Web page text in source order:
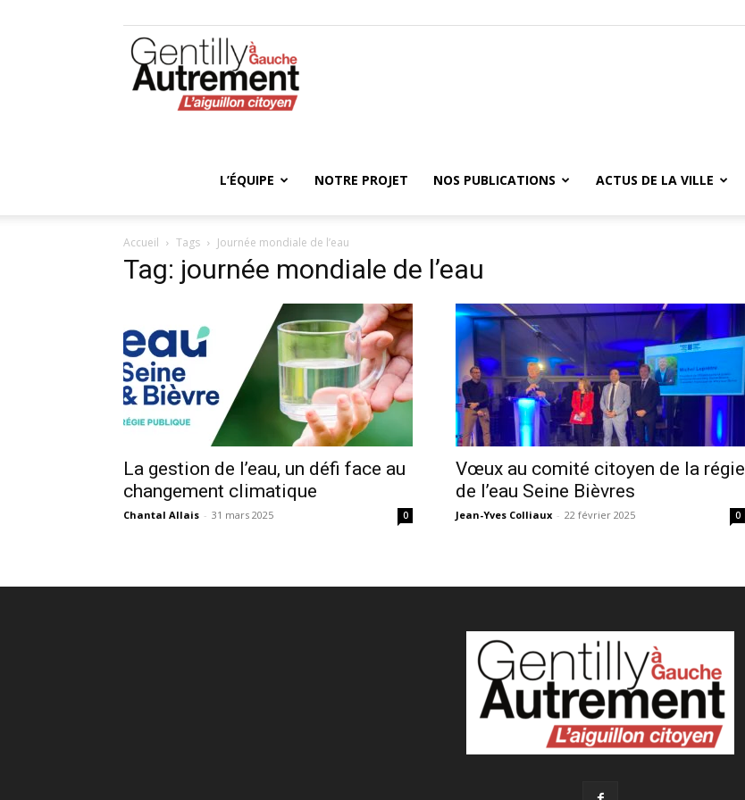
L’ÉQUIPE NOTRE PROJET NOS PUBLICATIONS ACTUS DE LA VILLE
Accueil Tags Journée mondiale de l’eau
Tag: journée mondiale de l’eau
La gestion de l’eau, un défi face au
changement climatique
Chantal Allais - 31 mars 2025 0
Vœux au comité citoyen de la régie
de l’eau Seine Bièvres
Jean-Yves Colliaux - 22 février 2025 0